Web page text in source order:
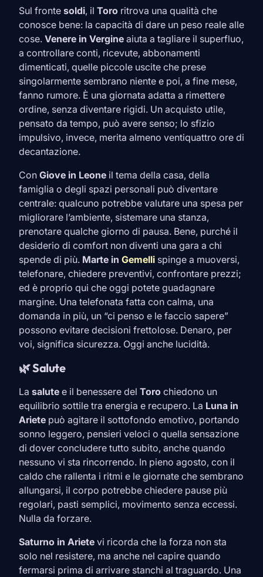
Sul fronte soldi, il Toro ritrova una qualità che
conosce bene: la capacità di dare un peso reale alle
cose. Venere in Vergine aiuta a tagliare il superfluo,
a controllare conti, ricevute, abbonamenti
dimenticati, quelle piccole uscite che prese
singolarmente sembrano niente e poi, a fine mese,
fanno rumore. È una giornata adatta a rimettere
ordine, senza diventare rigidi. Un acquisto utile,
pensato da tempo, può avere senso; lo sfizio
impulsivo, invece, merita almeno ventiquattro ore di
decantazione.
Con Giove in Leone il tema della casa, della
famiglia o degli spazi personali può diventare
centrale: qualcuno potrebbe valutare una spesa per
migliorare l’ambiente, sistemare una stanza,
prenotare qualche giorno di pausa. Bene, purché il
desiderio di comfort non diventi una gara a chi
spende di più. Marte in Gemelli spinge a muoversi,
telefonare, chiedere preventivi, confrontare prezzi;
ed è proprio qui che oggi potete guadagnare
margine. Una telefonata fatta con calma, una
domanda in più, un “ci penso e le faccio sapere”
possono evitare decisioni frettolose. Denaro, per
voi, significa sicurezza. Oggi anche lucidità.
🌿 Salute
La salute e il benessere del Toro chiedono un
equilibrio sottile tra energia e recupero. La Luna in
Ariete può agitare il sottofondo emotivo, portando
sonno leggero, pensieri veloci o quella sensazione
di dover concludere tutto subito, anche quando
nessuno vi sta rincorrendo. In pieno agosto, con il
caldo che rallenta i ritmi e le giornate che sembrano
allungarsi, il corpo potrebbe chiedere pause più
regolari, pasti semplici, movimento senza eccessi.
Nulla da forzare.
Saturno in Ariete vi ricorda che la forza non sta
solo nel resistere, ma anche nel capire quando
fermarsi prima di arrivare stanchi al traguardo. Una